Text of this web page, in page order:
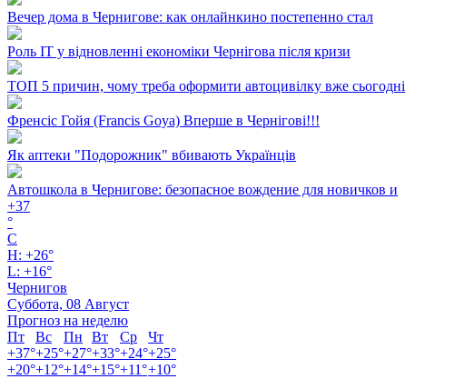
Вечер дома в Чернигове: как онлайнкино постепенно стал
Роль ІТ у відновленні економіки Чернігова після кризи
ТОП 5 причин, чому треба оформити автоцивілку вже сьогодні
Френсіс Гойя (Francis Goya) Вперше в Чернігові!!!
Як аптеки "Подорожник" вбивають Українців
Автошкола в Чернигове: безопасное вождение для новичков и
+37
°
C
H: +26°
L: +16°
Чернигов
Суббота, 08 Август
Прогноз на неделю
Пт
Вс Пн Вт Ср
Чт
+37°+25°+27°+33°+24°+25°
+20°+12°+14°+15°+11°+10°